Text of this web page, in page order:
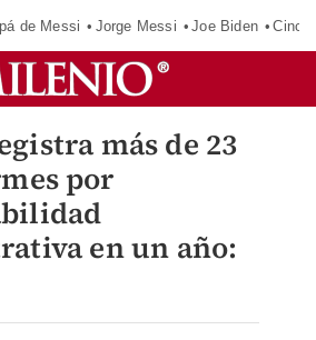
de Messi Jorge Messi Joe Biden
más de 23
por
en un año: